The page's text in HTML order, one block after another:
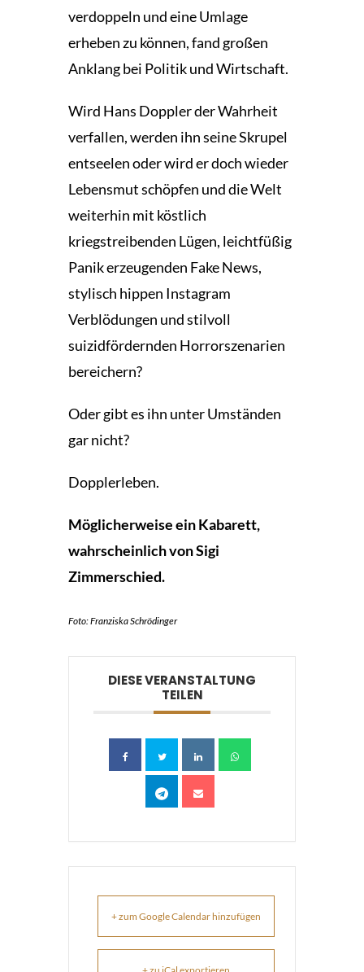
verdoppeln und eine Umlage
erheben zu können, fand großen
Anklang bei Politik und Wirtschaft.
Wird Hans Doppler der Wahrheit
verfallen, werden ihn seine Skrupel
entseelen oder wird er doch wieder
Lebensmut schöpfen und die Welt
weiterhin mit köstlich
kriegstreibenden Lügen, leichtfüßig
Panik erzeugenden Fake News,
stylisch hippen Instagram
Verblödungen und stilvoll
suizidfördernden Horrorszenarien
bereichern?
Oder gibt es ihn unter Umständen
gar nicht?
Dopplerleben.
Möglicherweise ein Kabarett,
wahrscheinlich von Sigi
Zimmerschied.
Foto: Franziska Schrödinger
DIESE VERANSTALTUNG
TEILEN
+ zum Google Calendar hinzufügen